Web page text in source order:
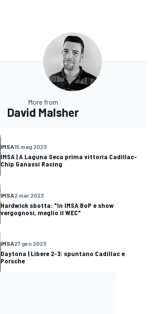
More from
David Malsher
IMSA15 mag 2023
IMSA | A Laguna Seca prima vittoria Cadillac-
Chip Ganassi Racing
IMSA2 mar 2023
Hardwick sbotta: "In IMSA BoP e show
vergognosi, meglio il WEC"
IMSA27 gen 2023
Daytona | Libere 2-3: spuntano Cadillac e
Porsche